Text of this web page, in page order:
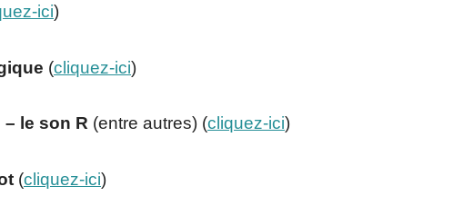
ici)
(cliquez-ici)
le son R (entre autres) (cliquez-ici)
(cliquez-ici)